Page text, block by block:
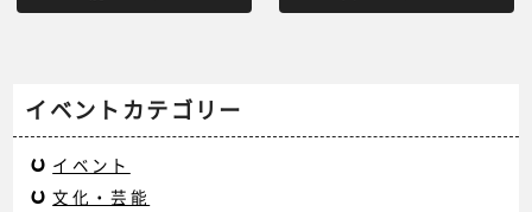
イベントカテゴリー
イベント
文化・芸能